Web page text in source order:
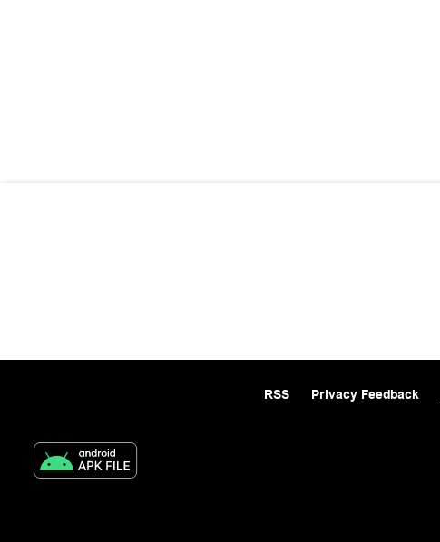
Privacy Feedback
RSS